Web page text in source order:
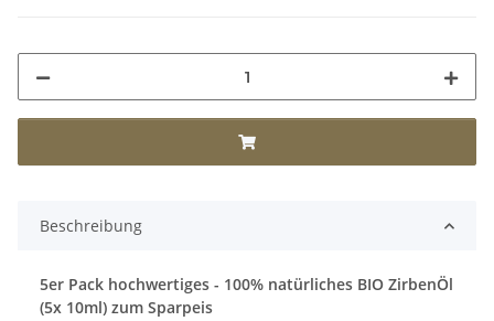
Beschreibung
5er Pack hochwertiges - 100% natürliches BIO ZirbenÖl
(5x 10ml) zum Sparpeis